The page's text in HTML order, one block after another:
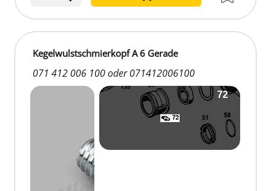
Kegelwulstschmierkopf A 6 Gerade
071 412 006 100 oder 071412006100